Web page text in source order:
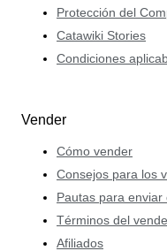
Protección del
Catawiki Stories
Condiciones
Vender
Cómo vender
Consejos para los
Pautas para
Términos del
Afiliados